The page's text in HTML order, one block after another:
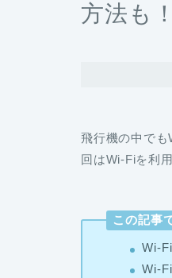
方法も！
飛行機の中で
回はWi-Fiを利
この記事
Wi-
Wi-